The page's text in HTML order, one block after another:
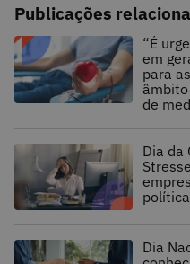
Publicações
“É
em
para
de
Dia da
Dia